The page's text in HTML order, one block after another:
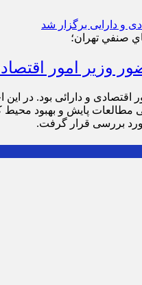
صنفي تهران؛
وزیر امور
مطالعات پایش و بهبود
بررسی قرار گرفت.